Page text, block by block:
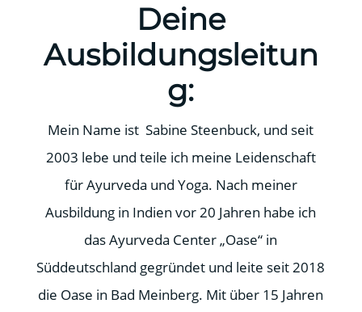
Deine
Ausbildungsleitun
g:
Mein Name ist Sabine Steenbuck, und seit
2003 lebe und teile ich meine Leidenschaft
für Ayurveda und Yoga. Nach meiner
Ausbildung in Indien vor 20 Jahren habe ich
das Ayurveda Center „Oase“ in
Süddeutschland gegründet und leite seit 2018
die Oase in Bad Meinberg. Mit über 15 Jahren